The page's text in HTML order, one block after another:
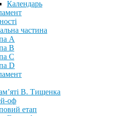
Календарь
частина
А
В
С
D
В. Тищенка
оф
етап